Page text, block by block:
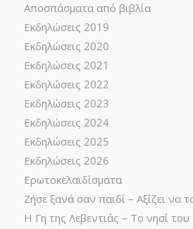
Αποσπάσματα από βιβλία
Εκδηλώσεις 2019
Εκδηλώσεις 2020
Εκδηλώσεις 2021
Εκδηλώσεις 2022
Εκδηλώσεις 2023
Εκδηλώσεις 2024
Εκδηλώσεις 2025
Εκδηλώσεις 2026
Ερωτοκελαϊδίσματα
Ζήσε ξανά σαν παιδί – Αξίζει να
Η Γη της Λεβεντιάς – Το νησί